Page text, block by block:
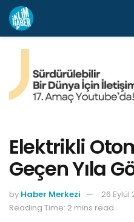
Elektrikli
Geçen Yıla
by Haber Merkezi
26 Eylül
Reading Time: 2 mins read